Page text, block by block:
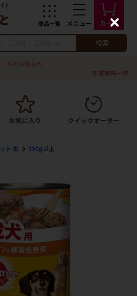
検索
ルのお知らせ
新着情報一覧
ト 缶 350g以上
C
l
s